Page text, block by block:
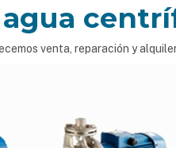
venta, reparación y